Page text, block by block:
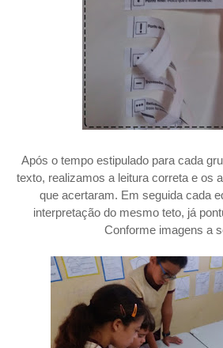
Após o tempo estipulado para cada
texto, realizamos a leitura correta e os
que acertaram. Em seguida cada
interpretação do mesmo teto, já
Conforme imagens a